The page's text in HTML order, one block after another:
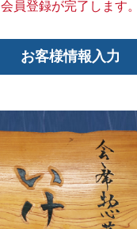
会員登録が完了します。
お客様情報入力